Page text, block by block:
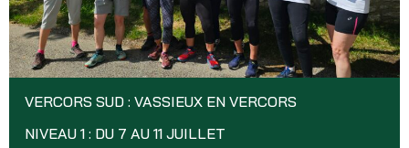
VERCORS SUD : VASSIEUX EN VERCORS
NIVEAU 1 : DU 7 AU 11 JUILLET